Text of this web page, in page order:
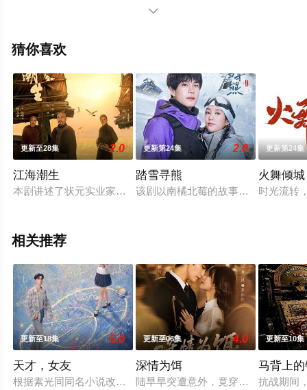
长虹,杨青,鲁园,杜渝杨,李鹏飞,官正南等演员精彩演绎的中
观看高清无删减完整版电视剧全集就上星空影视，热播电
电视猫或剧情网等平台了解。

猜你喜欢
更新至28集 2.0
江海潮生
本剧讲述了状元实业家张謇创办大生企业，实业报国的故事。
更新第24集 2.0
踏雪寻熊
该剧以南橘北莓的故事为缘起，讲述
更新第24集
火舞倾城
时光流转
相关推荐
更新至18集 5.0
天才，女友
根据素光同同名小说改编。江逾白长大以后，林知夏忽然对他
更新至06集 4.0
深情为饵
陆早早突遭意外，竟穿越成民国少
更新至10集
马背上
抗战期间